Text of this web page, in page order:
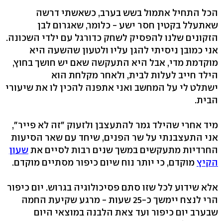
הכל התחיל אתמול בשש בערב, כשאשתי דרשה
שאתעלל בקטין חסר ישע - כלומר, שאגרום לבן
הזקונים שלנו להפסיק לשחק כדורגל עם ילדי השכונה.
אני כמובן ניסיתי להגן עליו ולטעון שהשעה היא
מוקדמת מדי, אבל היא התעקשה שאם יש חושך בחוץ,
הילד חייב לעלות לבית, ולאחר מקלחת הוא
ישתלט לי על המחשב ואני אתפנה להכין לו את שיעורי
הבית.
מיד אחרי שהילד גמר להתעצבן ולזעוק "זה לא פייר",
אני התעצבנתי על שר הפנים, שיחד עם שאר הסיעות
החרדיות מתעקשים במשך שנים רבות לסיים אתשעון
הקיץמוקדם, כי יותר נוח שיום כיפור מסתיים מוקדם.
אלא שידוע לכל שזו סתם פסיכולוגיה בגרוש. יום כיפור
הרי לנצח יימשך כ-25 שעות - מרגע שקיעת החמה
שבערב יום כיפור ועד צאת הלבנה במוצאי היום